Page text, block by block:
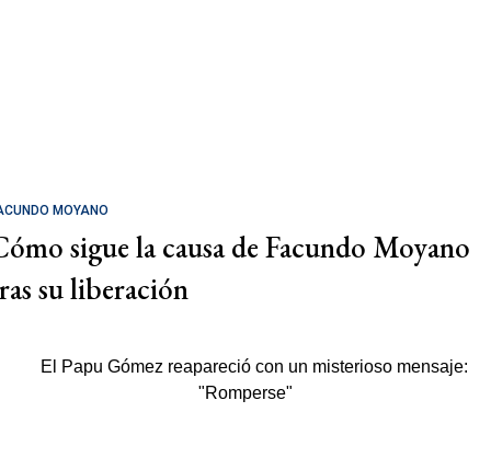
MOYANO
sigue la causa de Facundo Moyano
su liberación